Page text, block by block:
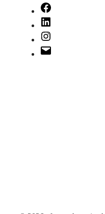
Facebook
LinkedIn
Instagram
E-
Mail